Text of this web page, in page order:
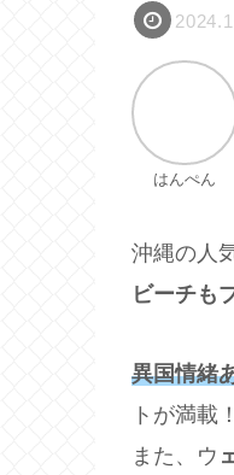
はんぺん
沖縄の人
ビーチも
異国情緒
トが満載！
また、ウ